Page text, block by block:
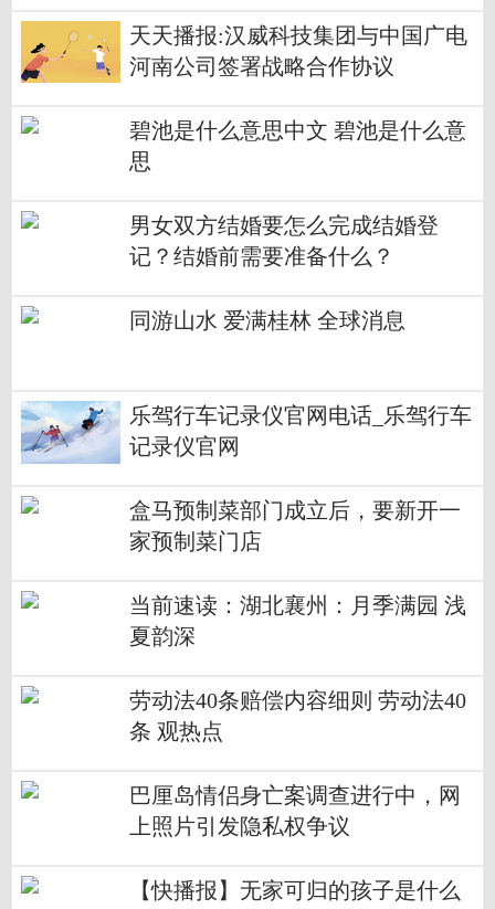
天天播报:汉威科技集团与中国广电
河南公司签署战略合作协议
碧池是什么意思中文 碧池是什么意
思
男女双方结婚要怎么完成结婚登
记？结婚前需要准备什么？
同游山水 爱满桂林 全球消息
乐驾行车记录仪官网电话_乐驾行车
记录仪官网
盒马预制菜部门成立后，要新开一
家预制菜门店
当前速读：湖北襄州：月季满园 浅
夏韵深
劳动法40条赔偿内容细则 劳动法40
条 观热点
巴厘岛情侣身亡案调查进行中，网
上照片引发隐私权争议
【快播报】无家可归的孩子是什么